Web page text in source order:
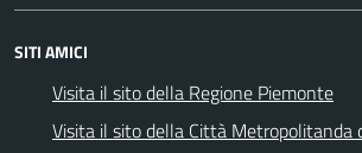
SITI AMICI
Visita il sito della Regione Piemonte
Visita il sito della Città Metropolitanda